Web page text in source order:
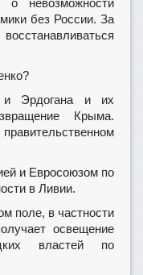
о невозможности
без России. За
и Эрдогана и их
Крыма.
и Евросоюзом по
в Ливии.
поле, в частности
освещение
властей по